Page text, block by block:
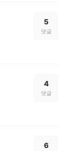
5
댓글
4
댓글
6